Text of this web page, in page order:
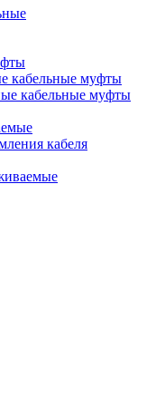
кабельные муфты
кабельные муфты
кабеля